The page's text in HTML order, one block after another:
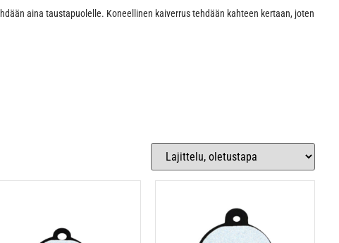
aina taustapuolelle. Koneellinen kaiverrus tehdään kahteen kertaan, joten